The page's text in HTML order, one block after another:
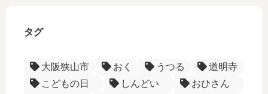
タグ
大阪狭山市 おく うつる
道明寺
こどもの日
しんどい
おひさん